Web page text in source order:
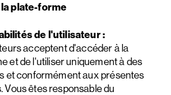
plate-forme
de l'utilisateur :
acceptent d'accéder à la
et de l'utiliser uniquement à des
et conformément aux présentes
Vous êtes responsable du